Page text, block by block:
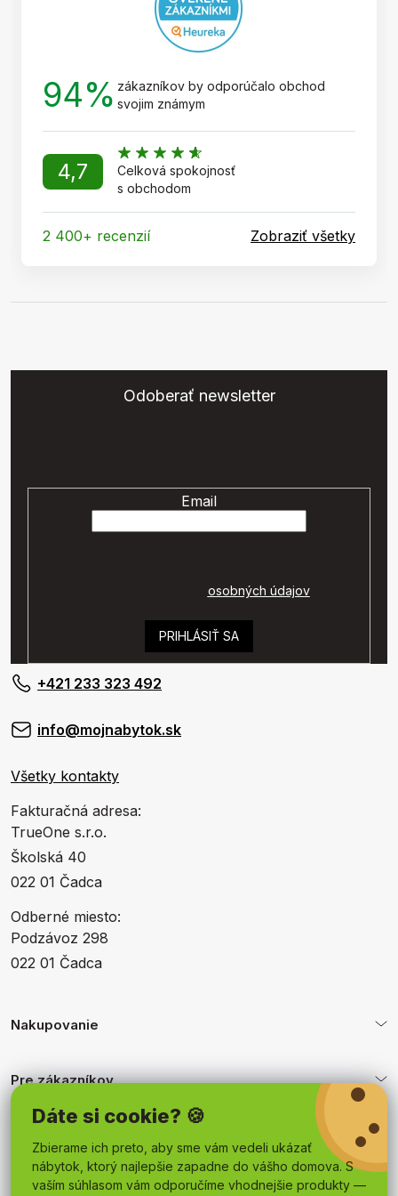
Dáte si cookie? 🍪
Zbierame ich preto, aby sme vám vedeli ukázať
nábytok, ktorý najlepšie zapadne do vášho domova. S
vaším súhlasom vám odporučíme vhodnejšie produkty —
94% zákazníkov by odporúčalo obchod
svojim známym
4,7
Celková spokojnosť
s obchodom
2 400+ recenzií Zobraziť všetky
Odoberať newsletter
Email
osobných údajov.
PRIHLÁSIŤ SA
+421 233 323 492
info@mojnabytok.sk
Všetky kontakty
Fakturačná adresa:
TrueOne s.r.o.
Školská 40
022 01 Čadca
Odberné miesto:
Podzávoz 298
022 01 Čadca
Nakupovanie
Pre zákazníkov